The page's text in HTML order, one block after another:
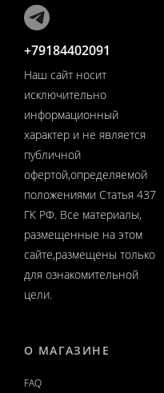
+79184402091
Наш сайт носит
исключительно
информационный
характер и не является
публичной
офертой,определяемой
положениями Статья 437
ГК РФ. Все материалы,
размещенные на этом
сайте,размещены только
для ознакомительной
цели.
О МАГАЗИНЕ
FAQ